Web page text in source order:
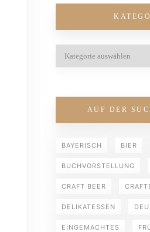
AUF DER
BAYERISCH BIER
BUCHVORSTELLUNG
CRAFT BEER
DELIKATESSEN
EINGEMACHTES